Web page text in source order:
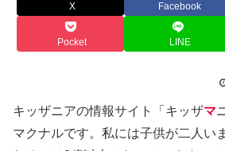
X Facebook
Pocket LINE
キッザニアの情報サイト「キッザマ
マクナルです。私には子供が二人い